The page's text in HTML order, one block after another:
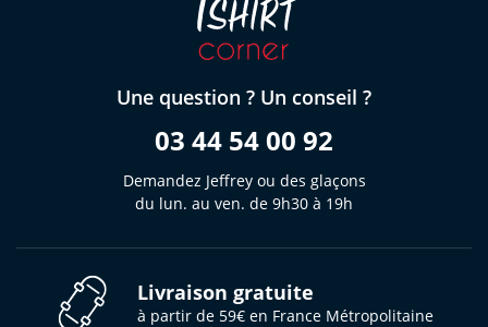
Une question ? Un conseil ?
03 44 54 00 92
Demandez Jeffrey ou des glaçons
du lun. au ven. de 9h30 à 19h
Livraison gratuite
à partir de 59€ en France Métropolitaine